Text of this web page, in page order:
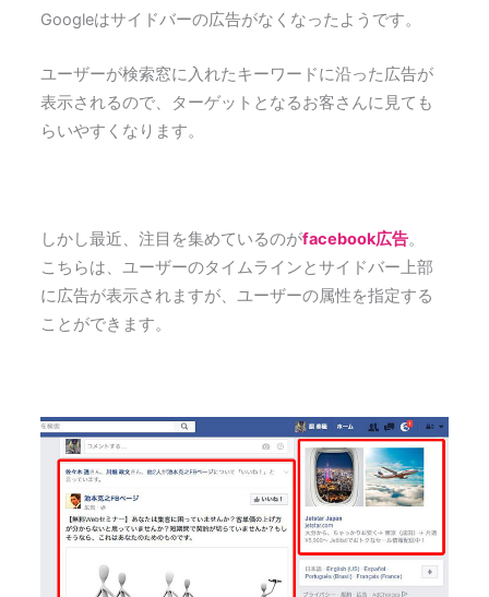
Googleはサイドバーの広告がなくなったようです。
ユーザーが検索窓に入れたキーワードに沿った広告が
表示されるので、ターゲットとなるお客さんに見ても
らいやすくなります。
しかし最近、注目を集めているのがfacebook広告。
こちらは、ユーザーのタイムラインとサイドバー上部
に広告が表示されますが、ユーザーの属性を指定する
ことができます。